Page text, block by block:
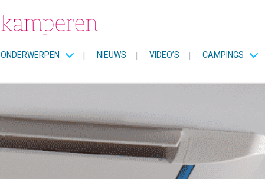
ONDERWERPEN | NIEUWS | VIDEO’S | CAMPINGS